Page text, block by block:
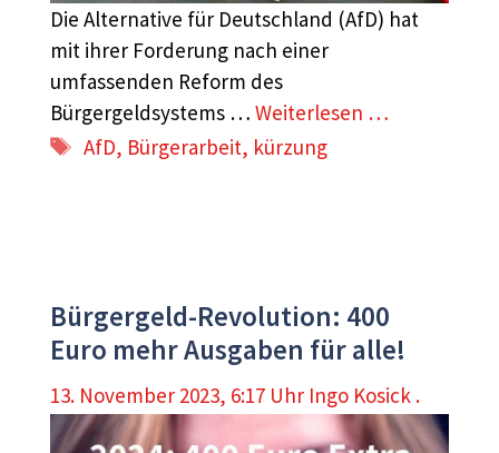
Die Alternative für Deutschland (AfD) hat
mit ihrer Forderung nach einer
umfassenden Reform des
Bürgergeldsystems … Weiterlesen …
Schlagwörter
AfD, Bürgerarbeit, kürzung
Bürgergeld-Revolution: 400
Euro mehr Ausgaben für alle!
13. November 2023, 6:17 Uhr Ingo Kosick .